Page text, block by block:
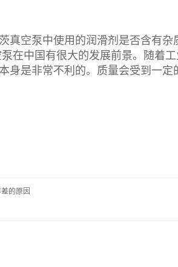
空泵中使用的润滑剂是否含有杂
在中国有很大的发展前景。随着
身是非常不利的。质量会受到一定
的原因